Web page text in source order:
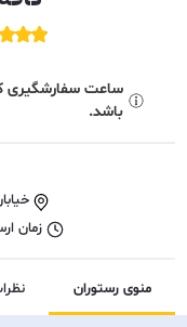
باشد.
زمان
منوی رستوران